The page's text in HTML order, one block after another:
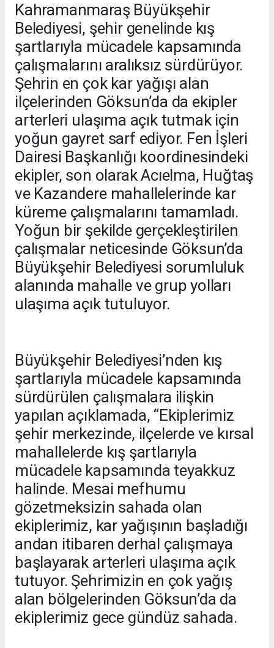
Kahramanmaraş Büyükşehir
Belediyesi, şehir genelinde kış
şartlarıyla mücadele kapsamında
çalışmalarını aralıksız sürdürüyor.
Şehrin en çok kar yağışı alan
ilçelerinden Göksun’da da ekipler
arterleri ulaşıma açık tutmak için
yoğun gayret sarf ediyor. Fen İşleri
Dairesi Başkanlığı koordinesindeki
ekipler, son olarak Acıelma, Huğtaş
ve Kazandere mahallelerinde kar
küreme çalışmalarını tamamladı.
Yoğun bir şekilde gerçekleştirilen
çalışmalar neticesinde Göksun’da
Büyükşehir Belediyesi sorumluluk
alanında mahalle ve grup yolları
ulaşıma açık tutuluyor.
Büyükşehir Belediyesi’nden kış
şartlarıyla mücadele kapsamında
sürdürülen çalışmalara ilişkin
yapılan açıklamada, “Ekiplerimiz
şehir merkezinde, ilçelerde ve kırsal
mahallelerde kış şartlarıyla
mücadele kapsamında teyakkuz
halinde. Mesai mefhumu
gözetmeksizin sahada olan
ekiplerimiz, kar yağışının başladığı
andan itibaren derhal çalışmaya
başlayarak arterleri ulaşıma açık
tutuyor. Şehrimizin en çok yağış
alan bölgelerinden Göksun’da da
ekiplerimiz gece gündüz sahada.